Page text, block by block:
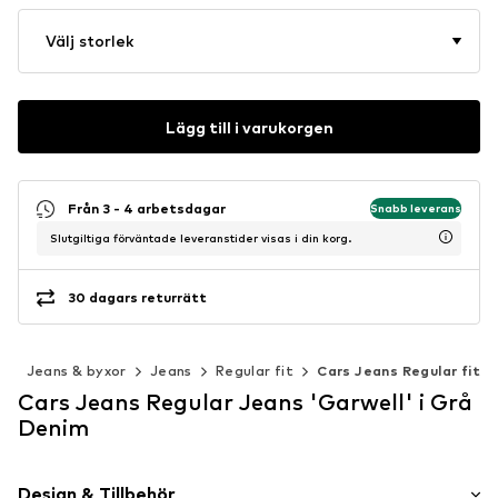
Välj storlek
Lägg till i varukorgen
Från 3 - 4 arbetsdagar Snabb leverans
Slutgiltiga förväntade leveranstider visas i din korg.
30 dagars returrätt
Jeans & byxor Jeans Regular fit Cars Jeans Regular fit
Cars Jeans Regular Jeans 'Garwell' i Grå
Denim